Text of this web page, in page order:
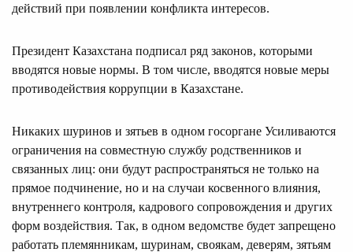
действий при появлении конфликта интересов.
Президент Казахстана подписал ряд законов, которыми
вводятся новые нормы. В том числе, вводятся новые меры
противодействия коррупции в Казахстане.
Никаких шуринов и зятьев в одном госоргане Усиливаются
ограничения на совместную службу родственников и
связанных лиц: они будут распространяться не только на
прямое подчинение, но и на случаи косвенного влияния,
внутреннего контроля, кадрового сопровождения и других
форм воздействия. Так, в одном ведомстве будет запрещено
работать племянникам, шуринам, своякам, деверям, зятьям